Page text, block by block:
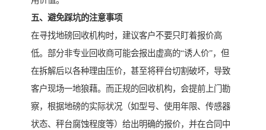
五、避免踩坑的注意事项
在寻找地磅回收机构时，建议客户不要只盯着报价高
低。部分非专业回收商可能会报出虚高的“诱人价”，但
在拆解后以各种理由压价，甚至将秤台切割破坏，导致
客户现场一地狼藉。而正规的回收机构，会提前上门勘
察，根据地磅的实际状况（如型号、使用年限、传感器
状态、秤台腐蚀程度等）给出明确的报价，并在合同中